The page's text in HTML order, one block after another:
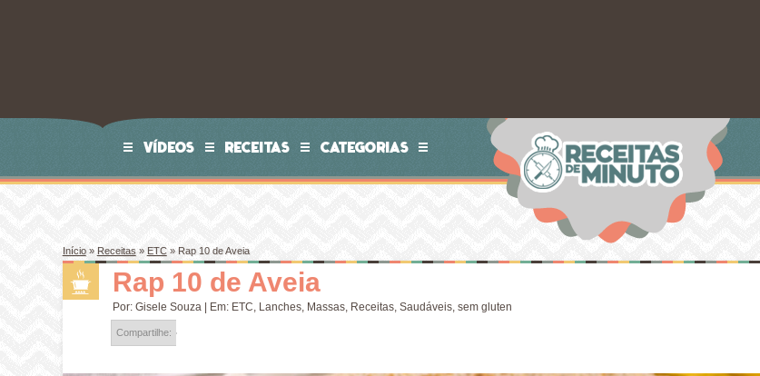
VÍDEOS RECEITAS CATEGORIAS
Início» Receitas» ETC»Rap 10 de Aveia
Rap 10 de Aveia
Por: Gisele Souza| Em: ETC, Lanches, Massas, Receitas, Saudáveis, sem gluten
Compartilhe: